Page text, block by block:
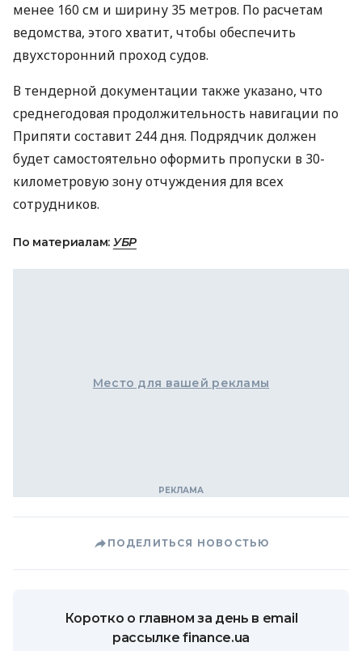
менее 160 см и ширину 35 метров. По расчетам
ведомства, этого хватит, чтобы обеспечить
двухсторонний проход судов.
В тендерной документации также указано, что
среднегодовая продолжительность навигации по
Припяти составит 244 дня. Подрядчик должен
будет самостоятельно оформить пропуски в 30-
километровую зону отчуждения для всех
сотрудников.
По материалам: УБР
Место для вашей рекламы
ПОДЕЛИТЬСЯ НОВОСТЬЮ
Коротко о главном за день в email
рассылке finance.ua